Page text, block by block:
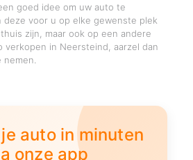
goed idee om uw auto te
deze voor u op elke gewenste plek
zijn, maar ook op een andere
verkopen in Neersteind, aarzel dan
auto in minuten
onze app